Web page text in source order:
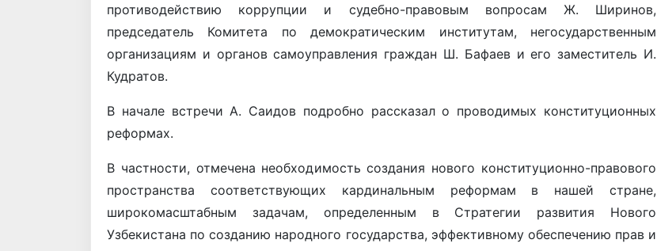
противодействию коррупции и судебно-правовым вопросам Ж. Ширинов,
председатель Комитета по демократическим институтам, негосударственным
организациям и органов самоуправления граждан Ш. Бафаев и его заместитель И.
Кудратов.
В начале встречи А. Саидов подробно рассказал о проводимых конституционных
реформах.
В частности, отмечена необходимость создания нового конституционно-правового
пространства соответствующих кардинальным реформам в нашей стране,
широкомасштабным задачам, определенным в Стратегии развития Нового
Узбекистана по созданию народного государства, эффективному обеспечению прав и